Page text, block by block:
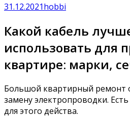
31.12.2021hobbi
Какой кабель
использовать для
квартире: марки,
Большой квартирный ремонт
замену электропроводки.
для этого действа.